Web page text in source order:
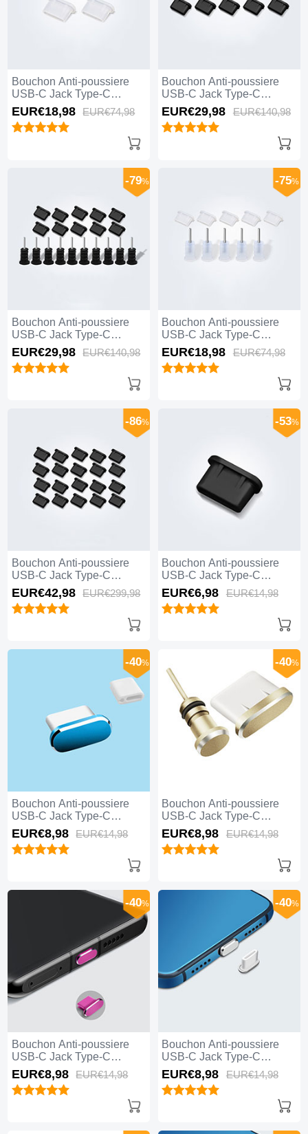
Bouchon Anti-poussiere
USB-C Jack Type-C
Universel 5PCS H01 pour
Apple iPhone 15 Pro Max
Blanc
EUR€18,98 EUR€74,98
Bouchon Anti-poussiere
USB-C Jack Type-C
Universel 10PCS H01 pour
Apple iPhone 15 Pro Max
Noir
EUR€29,98 EUR€140,98
Bouchon Anti-poussiere
USB-C Jack Type-C
Universel 10PCS pour
Apple iPhone 15 Pro Max
Noir
-79%
EUR€29,98 EUR€140,98
Bouchon Anti-poussiere
USB-C Jack Type-C
Universel 5PCS pour
Apple iPhone 15 Pro Max
Blanc
-75%
EUR€18,98 EUR€74,98
Bouchon Anti-poussiere
USB-C Jack Type-C
Universel 20PCS pour
Apple iPhone 15 Pro Max
Noir
-86%
EUR€42,98 EUR€299,98
Bouchon Anti-poussiere
USB-C Jack Type-C
Universel H11 pour Apple
iPhone 15 Pro Max Noir
-53%
EUR€6,98 EUR€14,98
Bouchon Anti-poussiere
USB-C Jack Type-C
Universel H10 pour Apple
iPhone 15 Pro Max Bleu
-40%
EUR€8,98 EUR€14,98
Bouchon Anti-poussiere
USB-C Jack Type-C
Universel H09 pour Apple
iPhone 15 Pro Max Or
-40%
EUR€8,98 EUR€14,98
Bouchon Anti-poussiere
USB-C Jack Type-C
Universel H08 pour Apple
iPhone 15 Pro Max Rose
Rouge
-40%
EUR€8,98 EUR€14,98
Bouchon Anti-poussiere
USB-C Jack Type-C
Universel H07 pour Apple
iPhone 15 Pro Max Argent
-40%
EUR€8,98 EUR€14,98